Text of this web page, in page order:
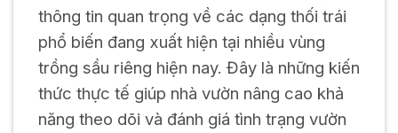
thông tin quan trọng về các dạng thối trái
phổ biến đang xuất hiện tại nhiều vùng
trồng sầu riêng hiện nay. Đây là những kiến
thức thực tế giúp nhà vườn nâng cao khả
năng theo dõi và đánh giá tình trạng vườn